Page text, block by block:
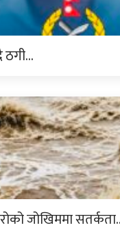
ठगी…
जोखिममा